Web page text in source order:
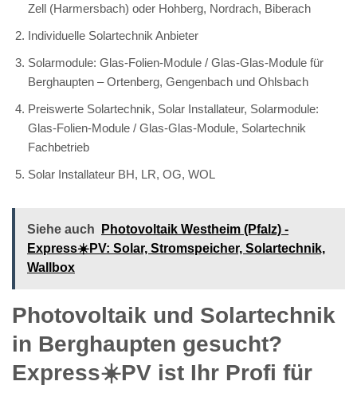
Zell (Harmersbach) oder Hohberg, Nordrach, Biberach
Individuelle Solartechnik Anbieter
Solarmodule: Glas-Folien-Module / Glas-Glas-Module für
Berghaupten – Ortenberg, Gengenbach und Ohlsbach
Preiswerte Solartechnik, Solar Installateur, Solarmodule:
Glas-Folien-Module / Glas-Glas-Module, Solartechnik
Fachbetrieb
Solar Installateur BH, LR, OG, WOL
Siehe auch
Photovoltaik Westheim (Pfalz) -
Express☀️PV️: Solar, Stromspeicher, Solartechnik,
Wallbox
Photovoltaik und Solartechnik
in Berghaupten gesucht?
Express☀️PV️ ist Ihr Profi für